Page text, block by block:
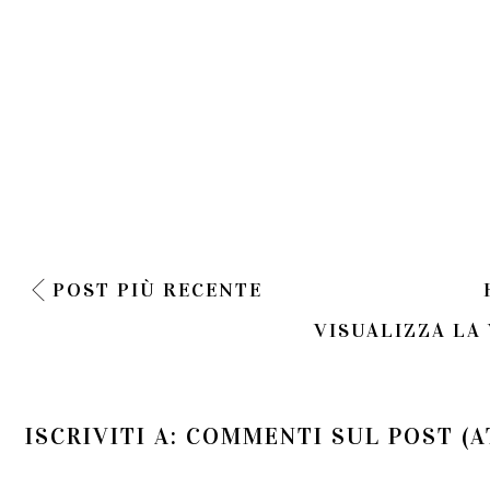
POST PIÙ RECENTE
VISUALIZZA LA
ISCRIVITI A: COMMENTI SUL POST